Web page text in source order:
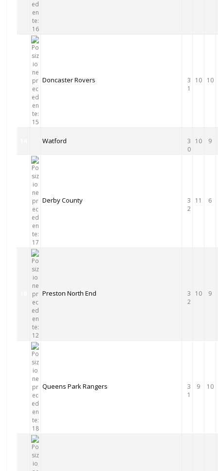
Doncaster Rovers
3
1
10 10
Watford
3
0
10 9
Derby County
3
2
11 6
Preston North End
3
2
10 9
Queens Park Rangers
3
1
9 10